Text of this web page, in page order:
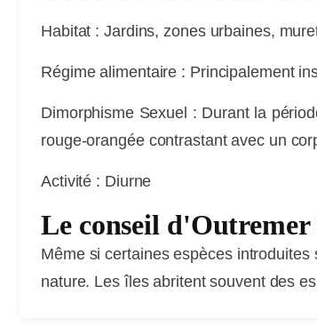
Habitat : Jardins, zones urbaines,
Régime alimentaire : Principalement
Dimorphisme Sexuel : Durant la
rouge-orangée contrastant avec un
Activité : Diurne
Le conseil d'Outremer
Même si certaines espèces
nature. Les îles abritent souvent des